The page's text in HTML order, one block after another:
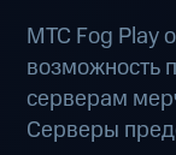
МТС Fog Play
возможность
серверам
Серверы